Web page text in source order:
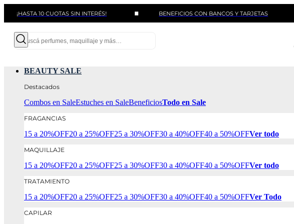
10 CUOTAS SIN INTERÉS! BENEFICIOS CON BANCOS Y TARJETAS
BEAUTY SALE
Destacados
Combos en SaleEstuches en SaleBeneficiosTodo en Sale
FRAGANCIAS
15 a 20%OFF20 a 25%OFF25 a 30%OFF30 a 40%OFF40 a 50%OFFVer todo
MAQUILLAJE
15 a 20%OFF20 a 25%OFF25 a 30%OFF30 a 40%OFF40 a 50%OFFVer todo
TRATAMIENTO
15 a 20%OFF20 a 25%OFF25 a 30%OFF30 a 40%OFF40 a 50%OFFVer Todo
CAPILAR